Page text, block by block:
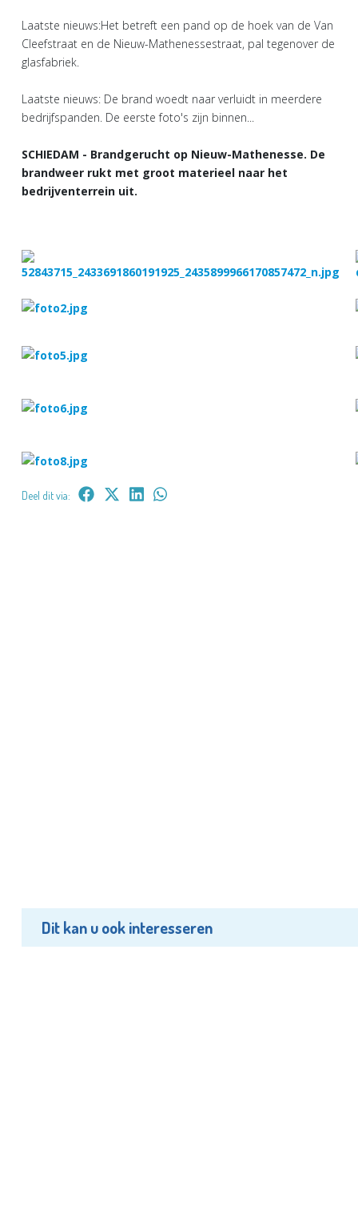
Laatste nieuws:Het betreft een pand op de hoek van de Van
Cleefstraat en de Nieuw-Mathenessestraat, pal tegenover de
glasfabriek.
Laatste nieuws: De brand woedt naar verluidt in meerdere
bedrijfspanden. De eerste foto's zijn binnen...
SCHIEDAM - Brandgerucht op Nieuw-Mathenesse. De
brandweer rukt met groot materieel naar het
bedrijventerrein uit.
Deel dit via:
Dit kan u ook interesseren